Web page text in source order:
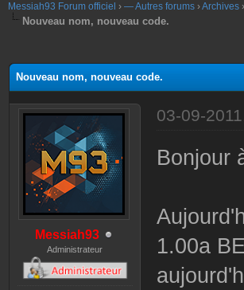
Messiah93 Forum officiel › — Autres forums ›Archives ›
Nouveau nom, nouveau code.
Nouveau nom, nouveau code.
Messiah93
Administrateur
03-09-
Bonjour
1.00a